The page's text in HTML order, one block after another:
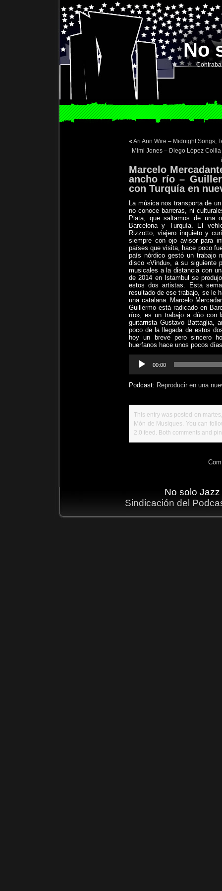
No
« Ari Ann Wire – Midnight Songs,
Mimi Jones – Diego López
Marcelo
ancho río –
con Turquía en
La música nos transporta de
no conoce barreras, ni
Plata, que saltamos de una
Barcelona y Turquía. El
Rizzotto, viajero inquieto y
siempre con ojo avisor para
países que visita, hace poco
país nórdico gestó un trabajo
disco «Vindu», a su siguiente
musicales a la distancia con
de 2014 en Istambul se
estos dos artistas. Esta
resultado de ese trabajo, se le
una catalana. Marcelo
Guillermo está radicado en
río», es un trabajo a dúo con
guitarrista Gustavo Battaglia,
poco de la llegada de estos
hoy un breve pero sincero
huerfanos hace unos pocos
Reproductor
00:00
Podcast: Reproducir en una
This entry was posted on
Món de Musiques. You can
2.0 feed. Both comments and
No solo
Sindicación del